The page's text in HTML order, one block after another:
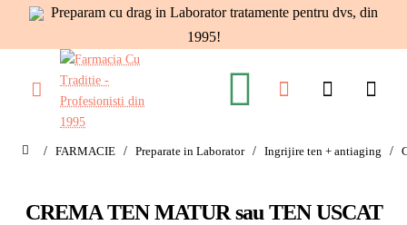
Preparam cu drag in Laborator tratamente pentru dvs, din
1995!
CREMA TEN MATUR sau TEN USCAT
FARMACIE Preparate in Laborator Ingrijire ten + antiaging